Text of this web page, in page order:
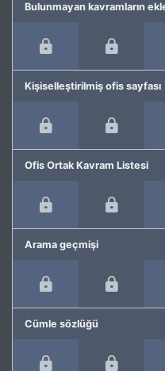
Bulunmayan kavramların
Kişiselleştirilmiş ofis sayfası
Ofis Ortak Kavram Listesi
Arama geçmişi
Cümle sözlüğü